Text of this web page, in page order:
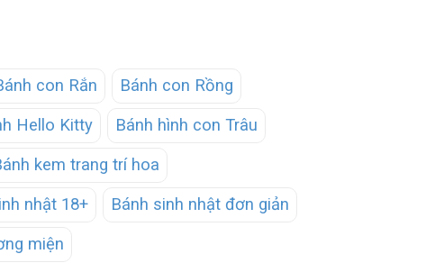
con Rắn
Bánh con Rồng
Hello Kitty
Bánh hình con Trâu
kem trang trí hoa
nhật 18+
Bánh sinh nhật đơn giản
miện